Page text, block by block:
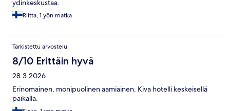
ydinkeskustaa.
Riitta, 1 yön matka
Tarkistettu arvostelu
8/10 Erittäin hyvä
28.3.2026
Erinomainen, monipuolinen aamiainen. Kiva hotelli keskeisellä
paikalla.